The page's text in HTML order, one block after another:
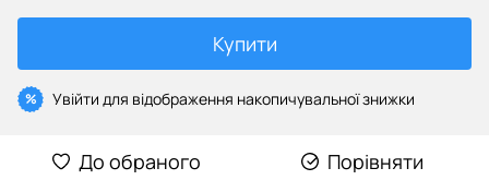
Купити
% Увійти для відображення накопичувальної знижки
До обраного Порівняти